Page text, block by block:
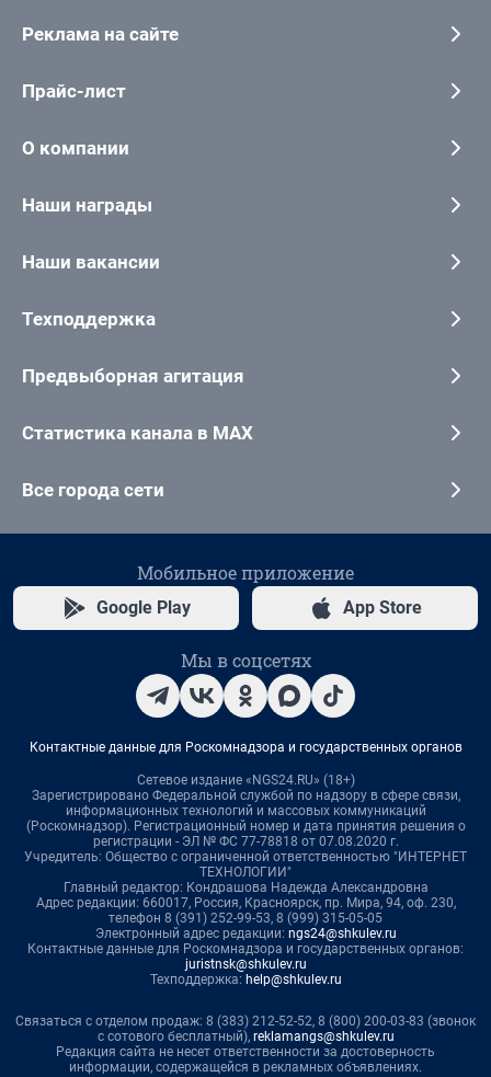
Реклама на сайте
Прайс-лист
О компании
Наши награды
Наши вакансии
Техподдержка
Предвыборная агитация
Статистика канала в MAX
Все города сети
Мобильное приложение
Google Play App Store
Мы в соцсетях
Контактные данные для Роскомнадзора и государственных органов
Сетевое издание «NGS24.RU» (18+)
Зарегистрировано Федеральной службой по надзору в сфере связи,
информационных технологий и массовых коммуникаций
(Роскомнадзор). Регистрационный номер и дата принятия решения о
регистрации - ЭЛ № ФС 77-78818 от 07.08.2020 г.
Учредитель: Общество с ограниченной ответственностью "ИНТЕРНЕТ
ТЕХНОЛОГИИ"
Главный редактор: Кондрашова Надежда Александровна
Адрес редакции: 660017, Россия, Красноярск, пр. Мира, 94, оф. 230,
телефон 8 (391) 252-99-53, 8 (999) 315-05-05
Электронный адрес редакции: ngs24@shkulev.ru
Контактные данные для Роскомнадзора и государственных органов:
juristnsk@shkulev.ru
Техподдержка: help@shkulev.ru
Связаться с отделом продаж: 8 (383) 212-52-52, 8 (800) 200-03-83 (звонок
с сотового бесплатный), reklamangs@shkulev.ru
Редакция сайта не несет ответственности за достоверность
информации, содержащейся в рекламных объявлениях.